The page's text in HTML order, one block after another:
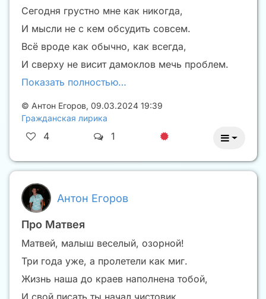
Сегодня грустно мне как никогда,
И мысли не с кем обсудить совсем.
Всё вроде как обычно, как всегда,
И сверху не висит дамоклов мечь проблем.
Показать полностью…
© Антон Егоров, 09.03.2024 19:39
Гражданская лирика
4 1
Антон Егоров
Про Матвея
Матвей, малыш веселый, озорной!
Три года уже, а пролетели как миг.
Жизнь наша до краев наполнена тобой,